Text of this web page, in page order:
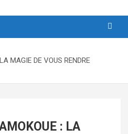
et Services
ses Outremers
MAGIE DE VOUS RENDRE
: LA